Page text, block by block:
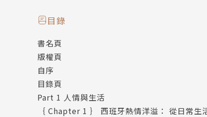
歷史故事傳說，以及各地不同的生活習慣和
各種玩法，領略豐富多采的節慶風情。
◆除了熱門景點，還有什麼？本書帶你深入
護區，以及貫穿西班牙南北、中部和東部的各
牙。
目錄
書名頁
版權頁
自序
目錄頁
Part 1 人情與生活
｛ Chapter 1 ｝ 西班牙熱情洋溢： 從日常生